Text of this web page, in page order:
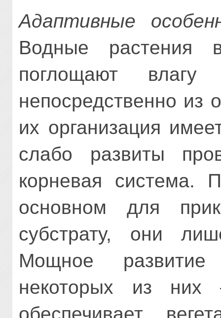
Адаптивные
Водные растения
поглощают
непосредственно из
их организация
слабо развиты
корневая система.
основном для
субстрату, они
Мощное
некоторых из